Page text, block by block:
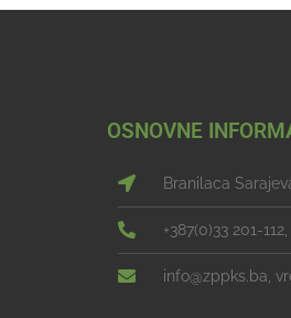
OSNOVNE
Branilaca
+387(0)33 201-
info@zppks.ba,